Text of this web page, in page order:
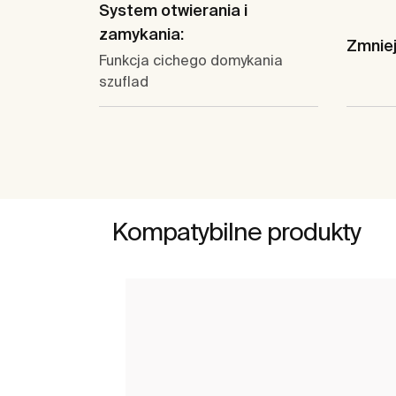
System otwierania i
zamykania:
Funkcja cichego domykania
szuflad
Kompatybilne produkty